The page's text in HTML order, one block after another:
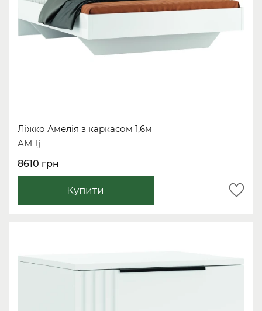
Ліжко Амелія з каркасом 1,6м
AM-lj
8610 грн
Купити